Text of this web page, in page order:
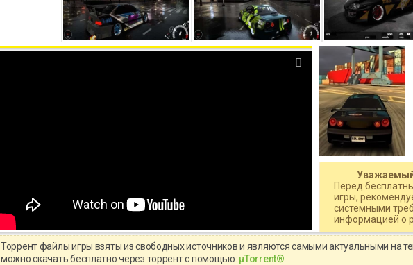
Перед
игры,
системными
информацией о
Торрент файлы игры взяты из свободных источников и являются самыми актуальными на
можно скачать бесплатно через торрент с помощью: μTorrent®